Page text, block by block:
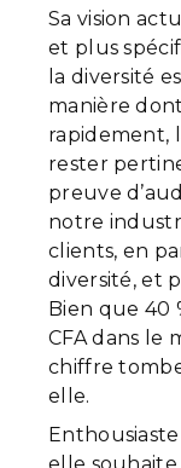
Sa vision
et plus
la diversité
manière
rapidement,
rester
preuve
notre
clients, en
diversité, et
Bien que 40
CFA dans le
chiffre
elle.